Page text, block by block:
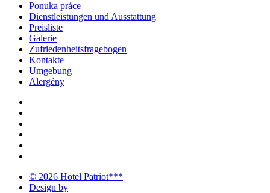
Ponuka práce
Dienstleistungen und Ausstattung
Preisliste
Galerie
Zufriedenheitsfragebogen
Kontakte
Umgebung
Alergény
© 2026 Hotel Patriot***
Design by